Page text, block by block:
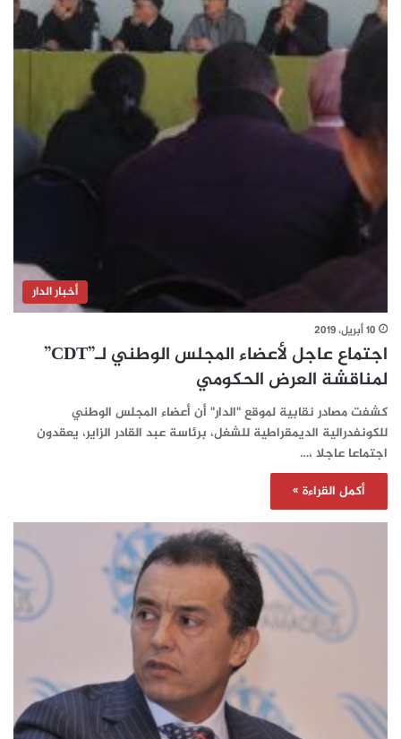
أخبار الدار
10 أبريل، 2019
اجتماع عاجل لأعضاء المجلس الوطني لـ”CDT”
لمناقشة العرض الحكومي
كشفت مصادر نقابية لموقع "الدار" أن أعضاء المجلس الوطني
للكونفدرالية الديمقراطية للشغل، برئاسة عبد القادر الزاير، يعقدون
اجتماعا عاجلا ،…
أكمل القراءة »